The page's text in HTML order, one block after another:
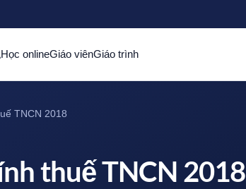
Học onlineGiáo viênGiáo trình
TNCN 2018
thuế TNCN 2018